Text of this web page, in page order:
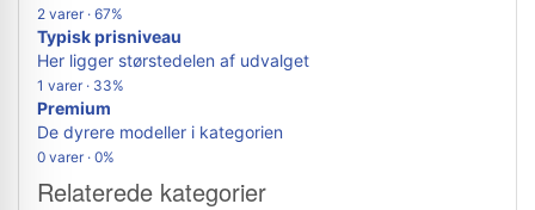
2 varer · 67%
Typisk prisniveau
Her ligger størstedelen af udvalget
1 varer · 33%
Premium
De dyrere modeller i kategorien
0 varer · 0%
Relaterede kategorier